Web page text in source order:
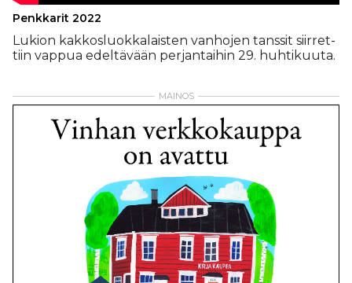
Penkkarit 2022
Lu­ki­on kak­kos­luok­ka­lais­ten van­ho­jen tans­sit siir­ret­
tiin vap­pua edel­tä­vään per­jan­tai­hin 29. huh­ti­kuu­ta.